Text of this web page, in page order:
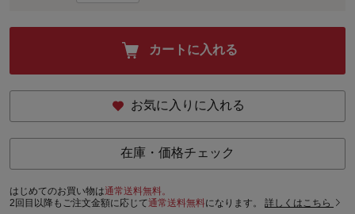
カートに入れる
お気に入りに入れる
在庫・価格チェック
はじめてのお買い物は通常送料無料。
2回目以降もご注文金額に応じて通常送料無料になります。 詳しくはこちら